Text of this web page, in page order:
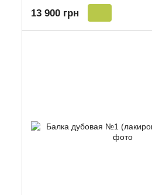
13 900 грн